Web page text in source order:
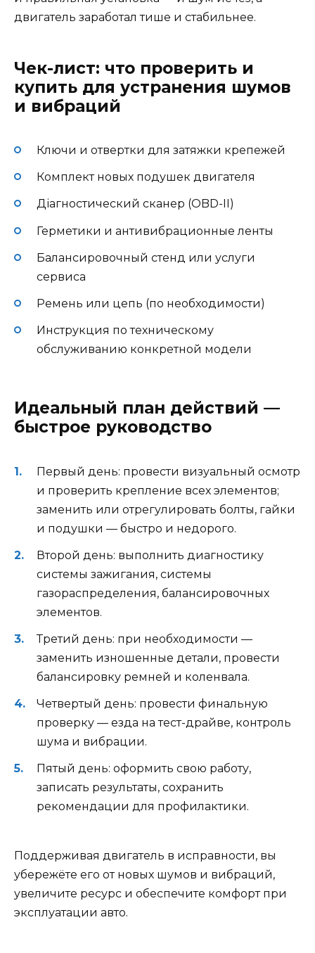
двигатель заработал тише и стабильнее.
Чек-лист: что проверить и
купить для устранения шумов
и вибраций
Ключи и отвертки для затяжки крепежей
Комплект новых подушек двигателя
Діагностический сканер (OBD-II)
Герметики и антивибрационные ленты
Балансировочный стенд или услуги
сервиса
Ремень или цепь (по необходимости)
Инструкция по техническому
обслуживанию конкретной модели
Идеальный план действий —
быстрое руководство
Первый день: провести визуальный осмотр
и проверить крепление всех элементов;
заменить или отрегулировать болты, гайки
и подушки — быстро и недорого.
Второй день: выполнить диагностику
системы зажигания, системы
газораспределения, балансировочных
элементов.
Третий день: при необходимости —
заменить изношенные детали, провести
балансировку ремней и коленвала.
Четвертый день: провести финальную
проверку — езда на тест-драйве, контроль
шума и вибрации.
Пятый день: оформить свою работу,
записать результаты, сохранить
рекомендации для профилактики.
Поддерживая двигатель в исправности, вы
убережёте его от новых шумов и вибраций,
увеличите ресурс и обеспечите комфорт при
эксплуатации авто.